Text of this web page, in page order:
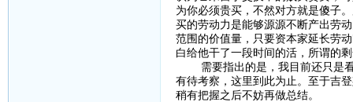
为你必须贵买，不然对方就是傻子
买的劳动力是能够源源不断产出劳
范围的价值量，只要资本家延长劳
白给他干了一段时间的活，所谓的
需要指出的是，我目前还只是看
有待考察，这里到此为止。至于吉
稍有把握之后不妨再做总结。